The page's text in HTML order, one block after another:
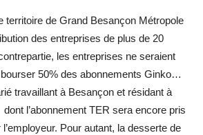
territoire de Grand Besançon Métropole
des entreprises de plus de 20
les entreprises ne seraient
50% des abonnements Ginko…
travaillant à Besançon et résidant à
l’abonnement TER sera encore pris
Pour autant, la desserte de